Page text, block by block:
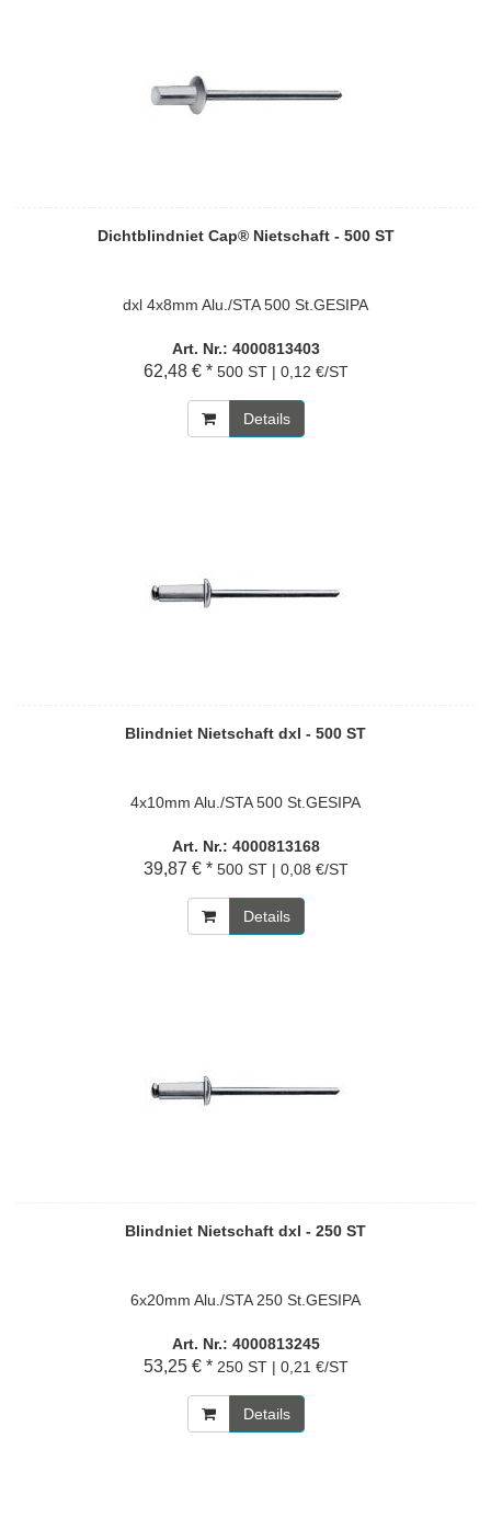
Dichtblindniet Cap® Nietschaft - 500 ST
dxl 4x8mm Alu./STA 500 St.GESIPA
Art. Nr.: 4000813403
62,48 € * 500 ST | 0,12 €/ST
Details
Blindniet Nietschaft dxl - 500 ST
4x10mm Alu./STA 500 St.GESIPA
Art. Nr.: 4000813168
39,87 € * 500 ST | 0,08 €/ST
Details
Blindniet Nietschaft dxl - 250 ST
6x20mm Alu./STA 250 St.GESIPA
Art. Nr.: 4000813245
53,25 € * 250 ST | 0,21 €/ST
Details